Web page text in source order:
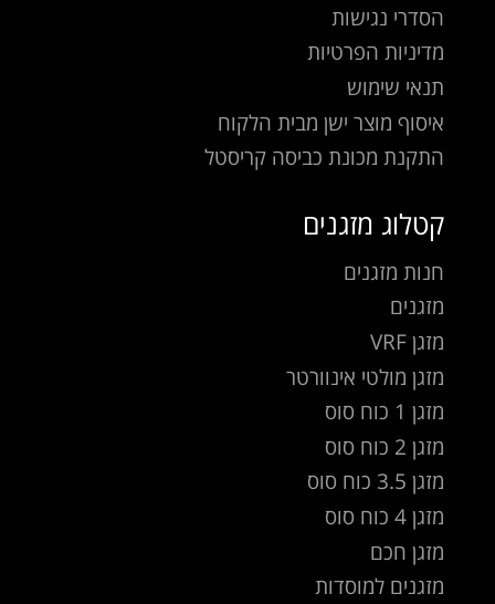
הסדרי נגישות
מדיניות הפרטיות
תנאי שימוש
איסוף מוצר ישן מבית הלקוח
התקנת מכונת כביסה קריסטל
קטלוג מזגנים
חנות מזגנים
מזגנים
מזגן VRF
מזגן מולטי אינוורטר
מזגן 1 כוח סוס
מזגן 2 כוח סוס
מזגן 3.5 כוח סוס
מזגן 4 כוח סוס
מזגן חכם
מזגנים למוסדות